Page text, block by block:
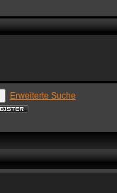
Erweiterte Suche